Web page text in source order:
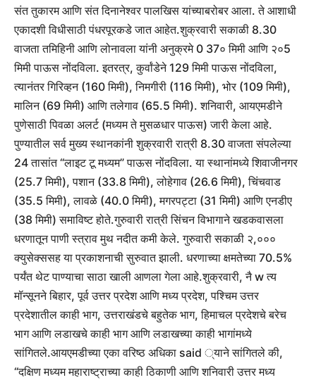
संत तुकारम आणि संत दिनानेश्वर पालखिस यांच्याबरोबर आला. ते आशाधी
एकादशी विधीसाठी पंधरपूरकडे जात आहेत.शुक्रवारी सकाळी 8.30
वाजता तमिहिनी आणि लोनावला यांनी अनुक्रमे 0 37० मिमी आणि २०5
मिमी पाऊस नोंदविला. इतरत्र, कुर्वांडेने 129 मिमी पाऊस नोंदविला,
त्यानंतर गिरिव्हन (160 मिमी), निमगीरी (116 मिमी), भोर (109 मिमी),
मालिन (69 मिमी) आणि तलेगाव (65.5 मिमी).शनिवारी, आयएमडीने
पुणेसाठी पिवळा अलर्ट (मध्यम ते मुसळधार पाऊस) जारी केला आहे.
पुण्यातील सर्व मुख्य स्थानकांनी शुक्रवारी रात्री 8.30 वाजता संपलेल्या
24 तासांत “लाइट टू मध्यम” पाऊस नोंदविला. या स्थानांमध्ये शिवाजीनगर
(25.7 मिमी), पशान (33.8 मिमी), लोहेगाव (26.6 मिमी), चिंचवाड
(35.5 मिमी), लावळे (40.0 मिमी), मगरपट्टा (31 मिमी) आणि एनडीए
(38 मिमी) समाविष्ट होते.गुरुवारी रात्री सिंचन विभागाने खडकवासला
धरणातून पाणी स्त्राव मुथ नदीत कमी केले. गुरुवारी सकाळी २,०००
क्युसेक्ससह या प्रकाशनाची सुरुवात झाली. धरणाच्या क्षमतेच्या 70.5%
पर्यंत थेट पाण्याचा साठा खाली आणला गेला आहे.शुक्रवारी, नै w त्य
मॉन्सूनने बिहार, पूर्व उत्तर प्रदेश आणि मध्य प्रदेश, पश्चिम उत्तर
प्रदेशातील काही भाग, उत्तराखंडचे बहुतेक भाग, हिमाचल प्रदेशचे बरेच
भाग आणि लडाखचे काही भाग आणि लडाखच्या काही भागांमध्ये
सांगितले.आयएमडीच्या एका वरिष्ठ अधिका said ्याने सांगितले की,
“दक्षिण मध्यम महाराष्ट्राच्या काही ठिकाणी आणि शनिवारी उत्तर मध्य